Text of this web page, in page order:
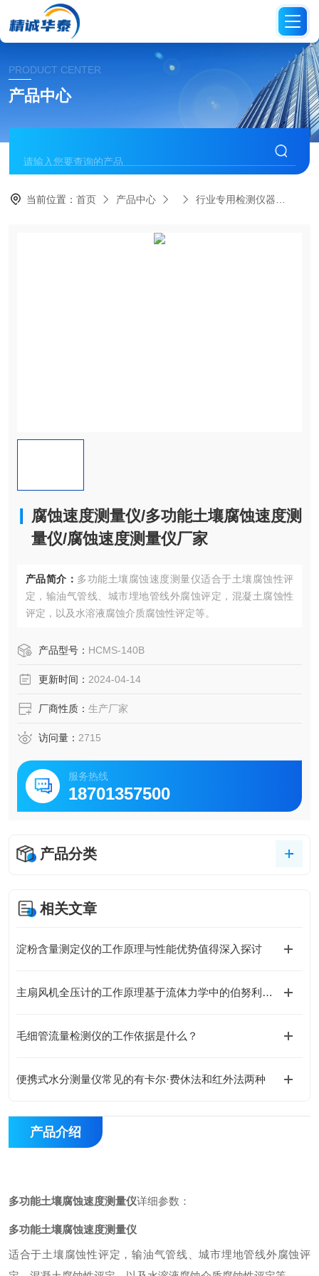
PRODUCT CENTER
产品中心
当前位置：首页 产品中心 行业专用检测仪器
腐蚀速度测量仪/多功能土壤腐蚀速度测
量仪/腐蚀速度测量仪厂家
产品简介： 多功能土壤腐蚀速度测量仪适合于土壤腐蚀性评
定，输油气管线、城市埋地管线外腐蚀评定，混凝土腐蚀性
评定，以及水溶液腐蚀介质腐蚀性评定等。
产品型号： HCMS-140B
更新时间： 2024-04-14
厂商性质： 生产厂家
访问量： 2715
服务热线
18701357500
产品分类
相关文章
淀粉含量测定仪的工作原理与性能优势值得深入探讨
主扇风机全压计的工作原理基于流体力学中的伯努利方程
毛细管流量检测仪的工作依据是什么？
便携式水分测量仪常见的有卡尔·费休法和红外法两种
产品介绍
多功能土壤腐蚀速度测量仪详细参数：
多功能土壤腐蚀速度测量仪
适合于土壤腐蚀性评定，输油气管线、城市埋地管线外腐蚀评